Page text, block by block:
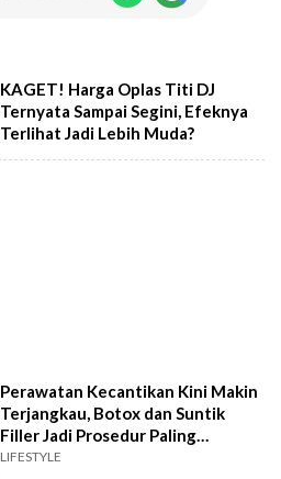
KAGET! Harga Oplas Titi DJ
Ternyata Sampai Segini, Efeknya
Terlihat Jadi Lebih Muda?
Perawatan Kecantikan Kini Makin
Terjangkau, Botox dan Suntik
Filler Jadi Prosedur Paling
Diminati?
LIFESTYLE